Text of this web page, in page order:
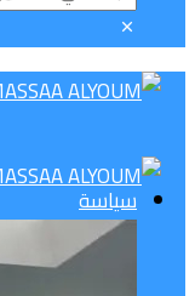
سياسة